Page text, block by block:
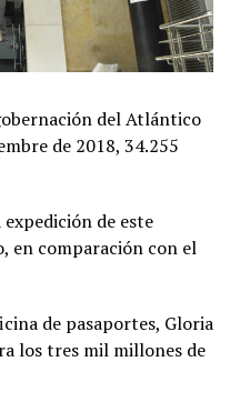
del Atlántico
de 2018, 34.255
de este
en comparación con el
de pasaportes, Gloria
los tres mil millones de